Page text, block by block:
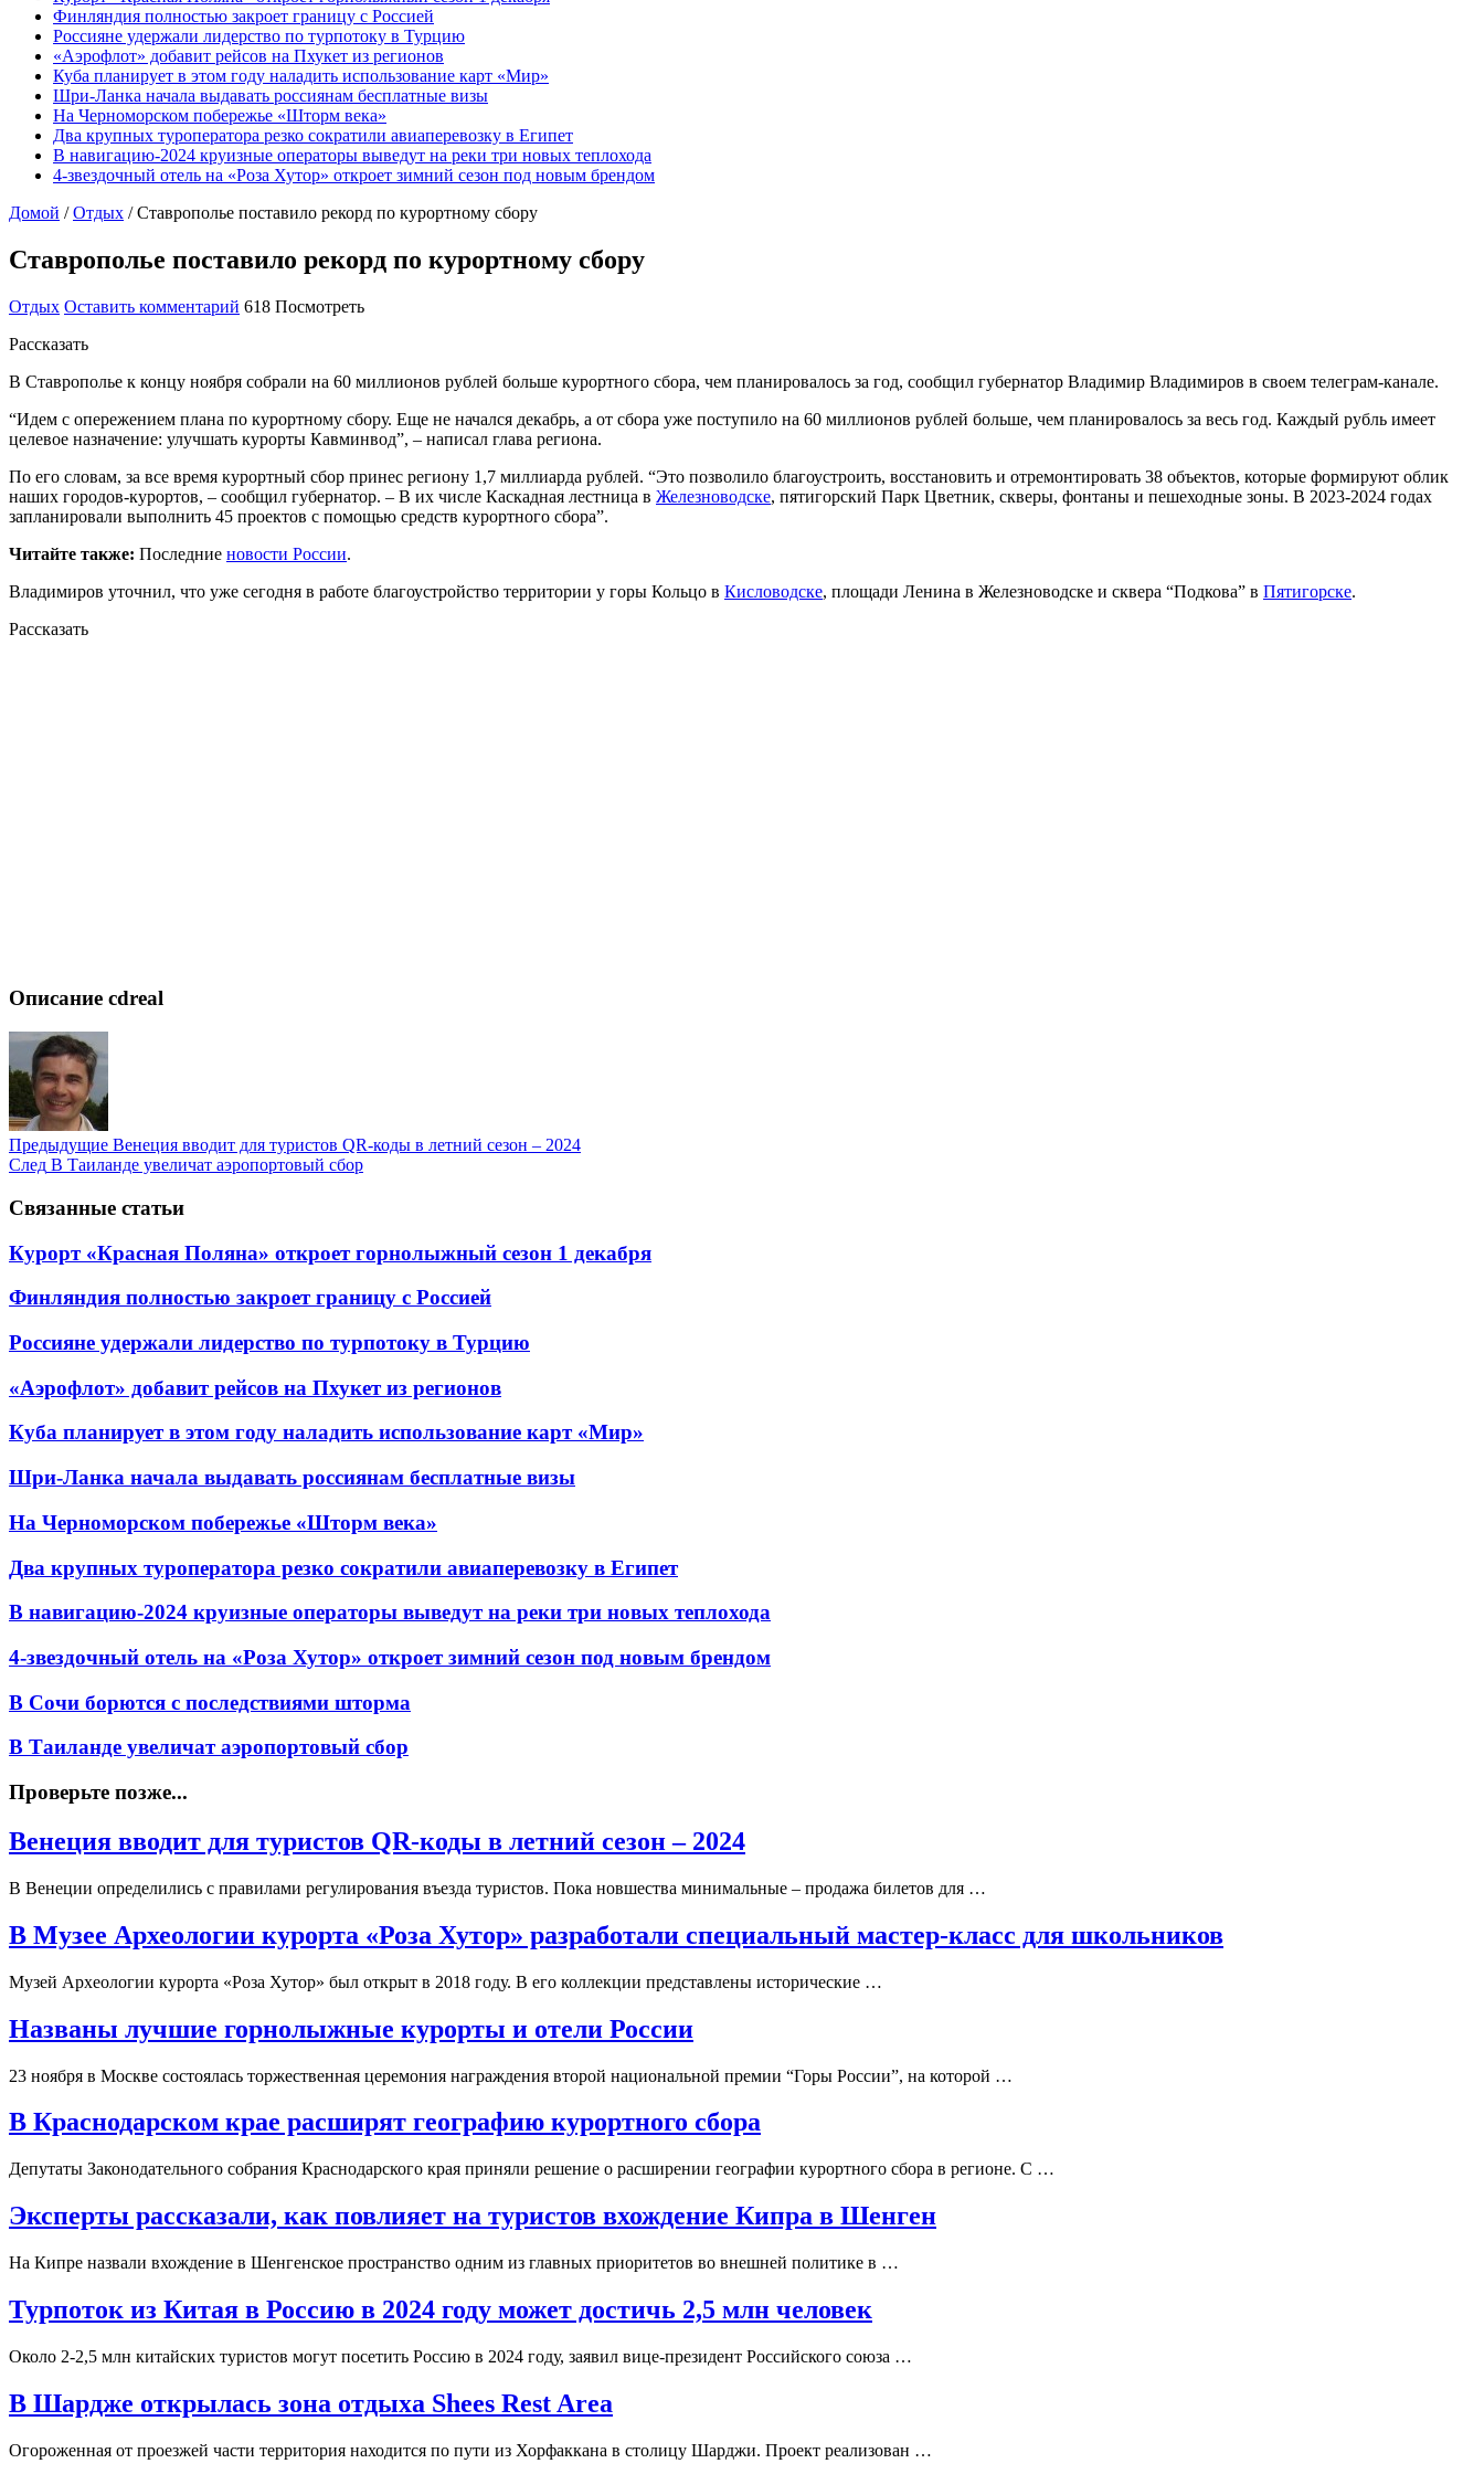
Финляндия полностью закроет границу с Россией
Россияне удержали лидерство по турпотоку в Турцию
«Аэрофлот» добавит рейсов на Пхукет из регионов
Куба планирует в этом году наладить использование карт «Мир»
Шри-Ланка начала выдавать россиянам бесплатные визы
На Черноморском побережье «Шторм века»
Два крупных туроператора резко сократили авиаперевозку в Египет
В навигацию-2024 круизные операторы выведут на реки три новых теплохода
4-звездочный отель на «Роза Хутор» откроет зимний сезон под новым брендом
Домой / Отдых / Ставрополье поставило рекорд по курортному сбору
Ставрополье поставило рекорд по курортному сбору
Отдых Оставить комментарий 618 Посмотреть
Рассказать
В Ставрополье к концу ноября собрали на 60 миллионов рублей больше курортного сбора, чем планировалось за год, сообщил губернатор Владимир Владимиров в своем телеграм-канале.
“Идем с опережением плана по курортному сбору. Еще не начался декабрь, а от сбора уже поступило на 60 миллионов рублей больше, чем планировалось за весь год. Каждый рубль имеет
целевое назначение: улучшать курорты Кавминвод”, – написал глава региона.
По его словам, за все время курортный сбор принес региону 1,7 миллиарда рублей. “Это позволило благоустроить, восстановить и отремонтировать 38 объектов, которые формируют облик
наших городов-курортов, – сообщил губернатор. – В их числе Каскадная лестница в Железноводске, пятигорский Парк Цветник, скверы, фонтаны и пешеходные зоны. В 2023-2024 годах
запланировали выполнить 45 проектов с помощью средств курортного сбора”.
Читайте также: Последние новости России.
Владимиров уточнил, что уже сегодня в работе благоустройство территории у горы Кольцо в Кисловодске, площади Ленина в Железноводске и сквера “Подкова” в Пятигорске.
Рассказать
Описание cdreal
Предыдущие Венеция вводит для туристов QR-коды в летний сезон – 2024
След В Таиланде увеличат аэропортовый сбор
Связанные статьи
Курорт «Красная Поляна» откроет горнолыжный сезон 1 декабря
Финляндия полностью закроет границу с Россией
Россияне удержали лидерство по турпотоку в Турцию
«Аэрофлот» добавит рейсов на Пхукет из регионов
Куба планирует в этом году наладить использование карт «Мир»
Шри-Ланка начала выдавать россиянам бесплатные визы
На Черноморском побережье «Шторм века»
Два крупных туроператора резко сократили авиаперевозку в Египет
В навигацию-2024 круизные операторы выведут на реки три новых теплохода
4-звездочный отель на «Роза Хутор» откроет зимний сезон под новым брендом
В Сочи борются с последствиями шторма
В Таиланде увеличат аэропортовый сбор
Проверьте позже...
Венеция вводит для туристов QR-коды в летний сезон – 2024
В Венеции определились с правилами регулирования въезда туристов. Пока новшества минимальные – продажа билетов для …
В Музее Археологии курорта «Роза Хутор» разработали специальный мастер-класс для школьников
Музей Археологии курорта «Роза Хутор» был открыт в 2018 году. В его коллекции представлены исторические …
Названы лучшие горнолыжные курорты и отели России
23 ноября в Москве состоялась торжественная церемония награждения второй национальной премии “Горы России”, на которой …
В Краснодарском крае расширят географию курортного сбора
Депутаты Законодательного собрания Краснодарского края приняли решение о расширении географии курортного сбора в регионе. С …
Эксперты рассказали, как повлияет на туристов вхождение Кипра в Шенген
На Кипре назвали вхождение в Шенгенское пространство одним из главных приоритетов во внешней политике в …
Турпоток из Китая в Россию в 2024 году может достичь 2,5 млн человек
Около 2-2,5 млн китайских туристов могут посетить Россию в 2024 году, заявил вице-президент Российского союза …
В Шардже открылась зона отдыха Shees Rest Area
Огороженная от проезжей части территория находится по пути из Хорфаккана в столицу Шарджи. Проект реализован …